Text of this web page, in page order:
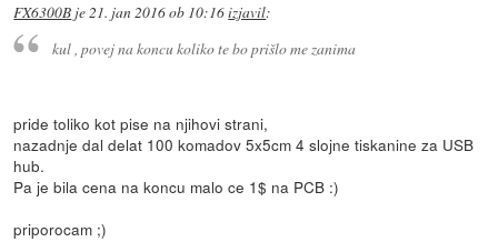
FX6300B je 21. jan 2016 ob 10:16izjavil:
kul , povej na koncu koliko te bo prišlo me zanima
pride toliko kot pise na njihovi strani,
nazadnje dal delat 100 komadov 5x5cm 4 slojne tiskanine za USB
hub.
Pa je bila cena na koncu malo ce 1$ na PCB :)
priporocam ;)